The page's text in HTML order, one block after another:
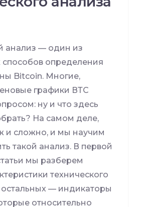
анализ — один из
определения
Bitcoin. Многие,
графики ВТС
ну и что здесь
На самом деле,
и сложно, и мы научим
такой анализ. В первой
мы разберем
технического
остальных — индикаторы
относительно